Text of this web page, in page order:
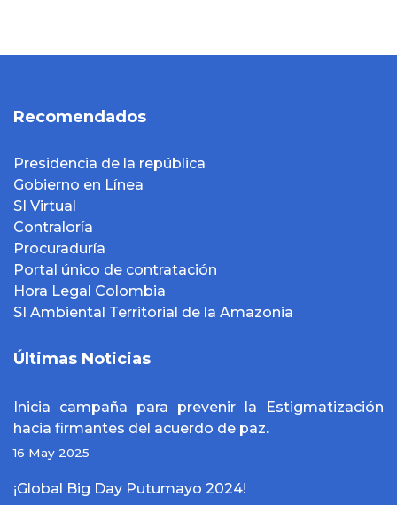
Recomendados
Presidencia de la república
Gobierno en Línea
SI Virtual
Contraloría
Procuraduría
Portal único de contratación
Hora Legal Colombia
SI Ambiental Territorial de la Amazonia
Últimas Noticias
Inicia campaña para prevenir la Estigmatización
hacia firmantes del acuerdo de paz.
16 May 2025
¡Global Big Day Putumayo 2024!